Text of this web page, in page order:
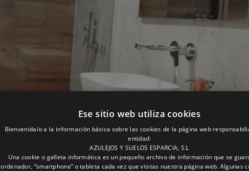
Ese sitio web utiliza cookies
Bienvenida/o a la información básica sobre las cookies de la página web
entidad:
AZULEJOS Y SUELOS ESPARCIA, S.L
Una cookie o galleta informática es un pequeño archivo de información que se
ordenador, “smartphone” o tableta cada vez que visitas nuestra página web. Algunas